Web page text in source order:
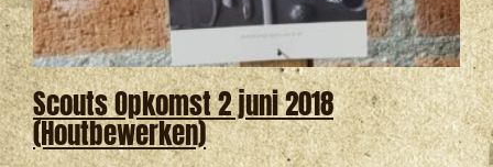
Scouts Opkomst 2 juni 2018
(Houtbewerken)